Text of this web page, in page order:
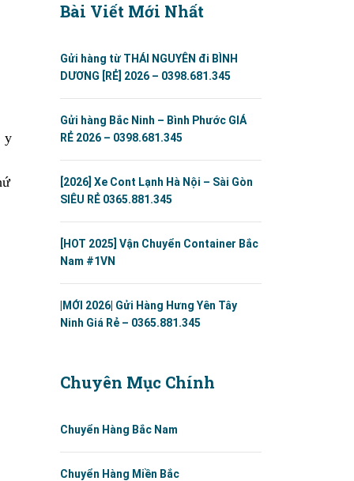
y
Bài Viết Mới Nhất
Gửi hàng từ THÁI NGUYÊN đi BÌNH
DƯƠNG [RẺ] 2026 – 0398.681.345
Gửi hàng Bắc Ninh – Bình Phước GIÁ
RẺ 2026 – 0398.681.345
[2026] Xe Cont Lạnh Hà Nội – Sài Gòn
SIÊU RẺ 0365.881.345
[HOT 2025] Vận Chuyển Container Bắc
Nam #1VN
|MỚI 2026| Gửi Hàng Hưng Yên Tây
Ninh Giá Rẻ – 0365.881.345
Chuyên Mục Chính
Chuyển Hàng Bắc Nam
Chuyển Hàng Miền Bắc